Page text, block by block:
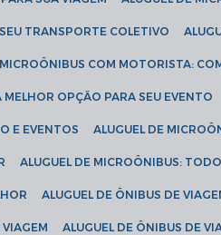
TRANSPORTE COLETIVO
MICROÔNIBUS COM MOTORISTA:
OPÇÃO PARA SEU EVENTO
E EVENTOS ALUGUEL DE
ALUGUEL DE MICROÔNIBUS:
ALUGUEL DE ÔNIBUS DE
VIAGEM ALUGUEL DE ÔNIBUS DE